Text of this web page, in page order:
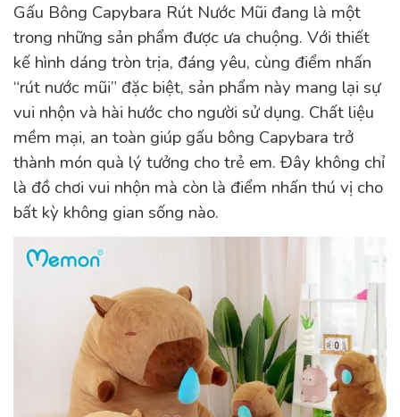
Gấu Bông Capybara Rút Nước Mũi đang là một
trong những sản phẩm được ưa chuộng. Với thiết
kế hình dáng tròn trịa, đáng yêu, cùng điểm nhấn
“rút nước mũi” đặc biệt, sản phẩm này mang lại sự
vui nhộn và hài hước cho người sử dụng. Chất liệu
mềm mại, an toàn giúp gấu bông Capybara trở
thành món quà lý tưởng cho trẻ em. Đây không chỉ
là đồ chơi vui nhộn mà còn là điểm nhấn thú vị cho
bất kỳ không gian sống nào.